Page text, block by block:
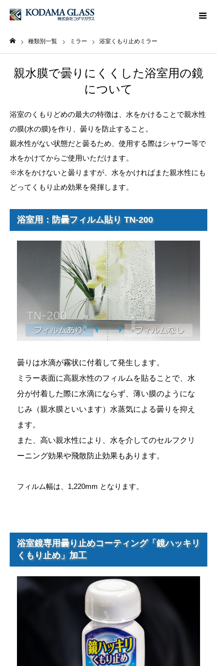
種類別一覧 ミラー 浴室くもり止めミラー
親水膜で曇りにくくした浴室用の鏡
について
浴室のくもりどめの最大の特徴は、水をかけることで親水性
の膜(水の膜)を作り、曇りを防止すること。
親水性がない状態だと曇るため、使用する際はシャワー等で
水をかけてからご使用いただけます。
※水をかけないと曇りますが、水をかければまた親水性にも
どってくもり止め効果を発揮します。
浴室用：防曇フィルム貼り TN-200
曇りは水滴が霧状に付着して発生します。
ミラー表面に高親水性のフィルムを貼ることで、水
分が付着した際に水滴にならず、薄い膜のようにな
じみ（親水膜といいます）水蒸気による曇りを抑え
ます。
また、高い親水性により、水を介してのセルフクリ
ーニング効果や飛散防止効果もあります。
フィルム幅は、1,220mm となります。
浴室鏡専用曇り止めコーティング「鏡ハッキリ
くもり止め」加工